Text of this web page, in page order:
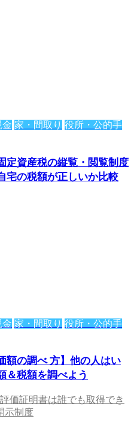
金 家・間取り 役所・公的手
定資産税の縦覧・閲覧制度
宅の税額が正しいか比較
金 家・間取り 役所・公的手
額の調べ 方】他の人はい
＆税額を調べよう
価証明書は誰でも取得でき
示制度